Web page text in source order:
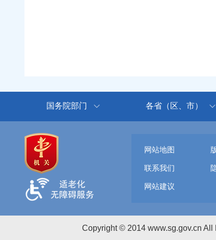
国务院部门 各省（区、市）
网站地图
联系我们
网站建议
Copyright © 2014 www.sg.gov.cn